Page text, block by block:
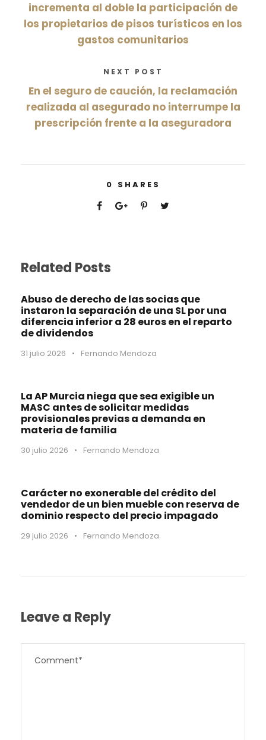
incrementa al doble la participación de
los propietarios de pisos turísticos en los
gastos comunitarios
NEXT POST
En el seguro de caución, la reclamación
realizada al asegurado no interrumpe la
prescripción frente a la aseguradora
0 SHARES
Related Posts
Abuso de derecho de las socias que
instaron la separación de una SL por una
diferencia inferior a 28 euros en el reparto
de dividendos
31 julio 2026 • Fernando Mendoza
La AP Murcia niega que sea exigible un
MASC antes de solicitar medidas
provisionales previas a demanda en
materia de familia
30 julio 2026 • Fernando Mendoza
Carácter no exonerable del crédito del
vendedor de un bien mueble con reserva de
dominio respecto del precio impagado
29 julio 2026 • Fernando Mendoza
Leave a Reply